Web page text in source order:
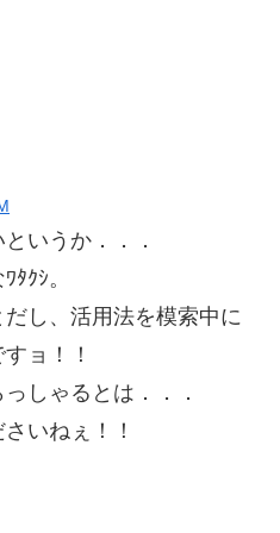
いうか．．．
ﾀｸｼ。
し、活用法を模索中に
ョ！！
しゃるとは．．．
いねぇ！！